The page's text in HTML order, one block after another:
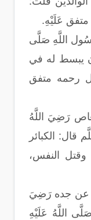
عَلَيْهِ.
اللَّهِ صَلَّى
يبسط له في
رحمه متفق
رَضِيَ اللَّهُ
قال: الكبائر
وقتل النفس،
عن جده رَضِيَ
اللَّهُ عَلَيْهِ